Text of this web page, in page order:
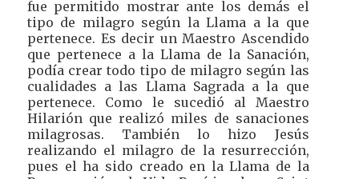
fue permitido mostrar ante los demás el
tipo de milagro según la Llama a la que
pertenece. Es decir un Maestro Ascendido
que pertenece a la Llama de la Sanación,
podía crear todo tipo de milagro según las
cualidades a las Llama Sagrada a la que
pertenece. Como le sucedió al Maestro
Hilarión que realizó miles de sanaciones
milagrosas. También lo hizo Jesús
realizando el milagro de la resurrección,
pues el ha sido creado en la Llama de la